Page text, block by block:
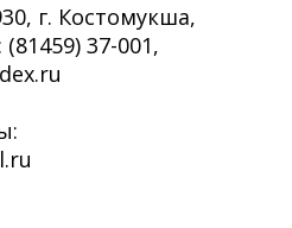
г. Костомукша,
37-001,